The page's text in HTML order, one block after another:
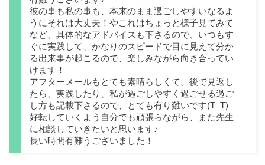
彼の事も私の事も、本来のまま過ごしやすいなるよ
うにそれは大丈夫！やこれはちょっと様子見てみて
など、具体的なアドバイスも下さるので、いつもす
ぐに実践して、かなりのスピードで目に見えて分か
る出来事が起こるので、楽しみながら向き合ってい
けます！
アフターメールもとても素晴らしくて、後で見返し
たら、実践したり、私が過ごしやすく過ごせる過ご
し方も記載下さるので、とても有り難いです(T_T)
好転していくよう自分でも頑張らながら、また先生
に相談していきたいと思います♪
長い時間有難うございました！